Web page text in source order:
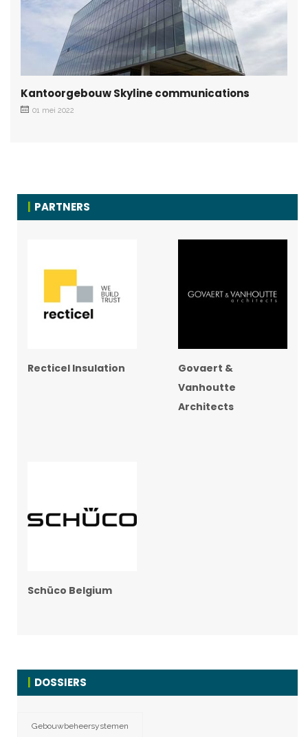
Kantoorgebouw Skyline communications
01 mei 2022
PARTNERS
Recticel Insulation
Govaert &
Vanhoutte
Architects
Schüco Belgium
DOSSIERS
Gebouwbeheersystemen